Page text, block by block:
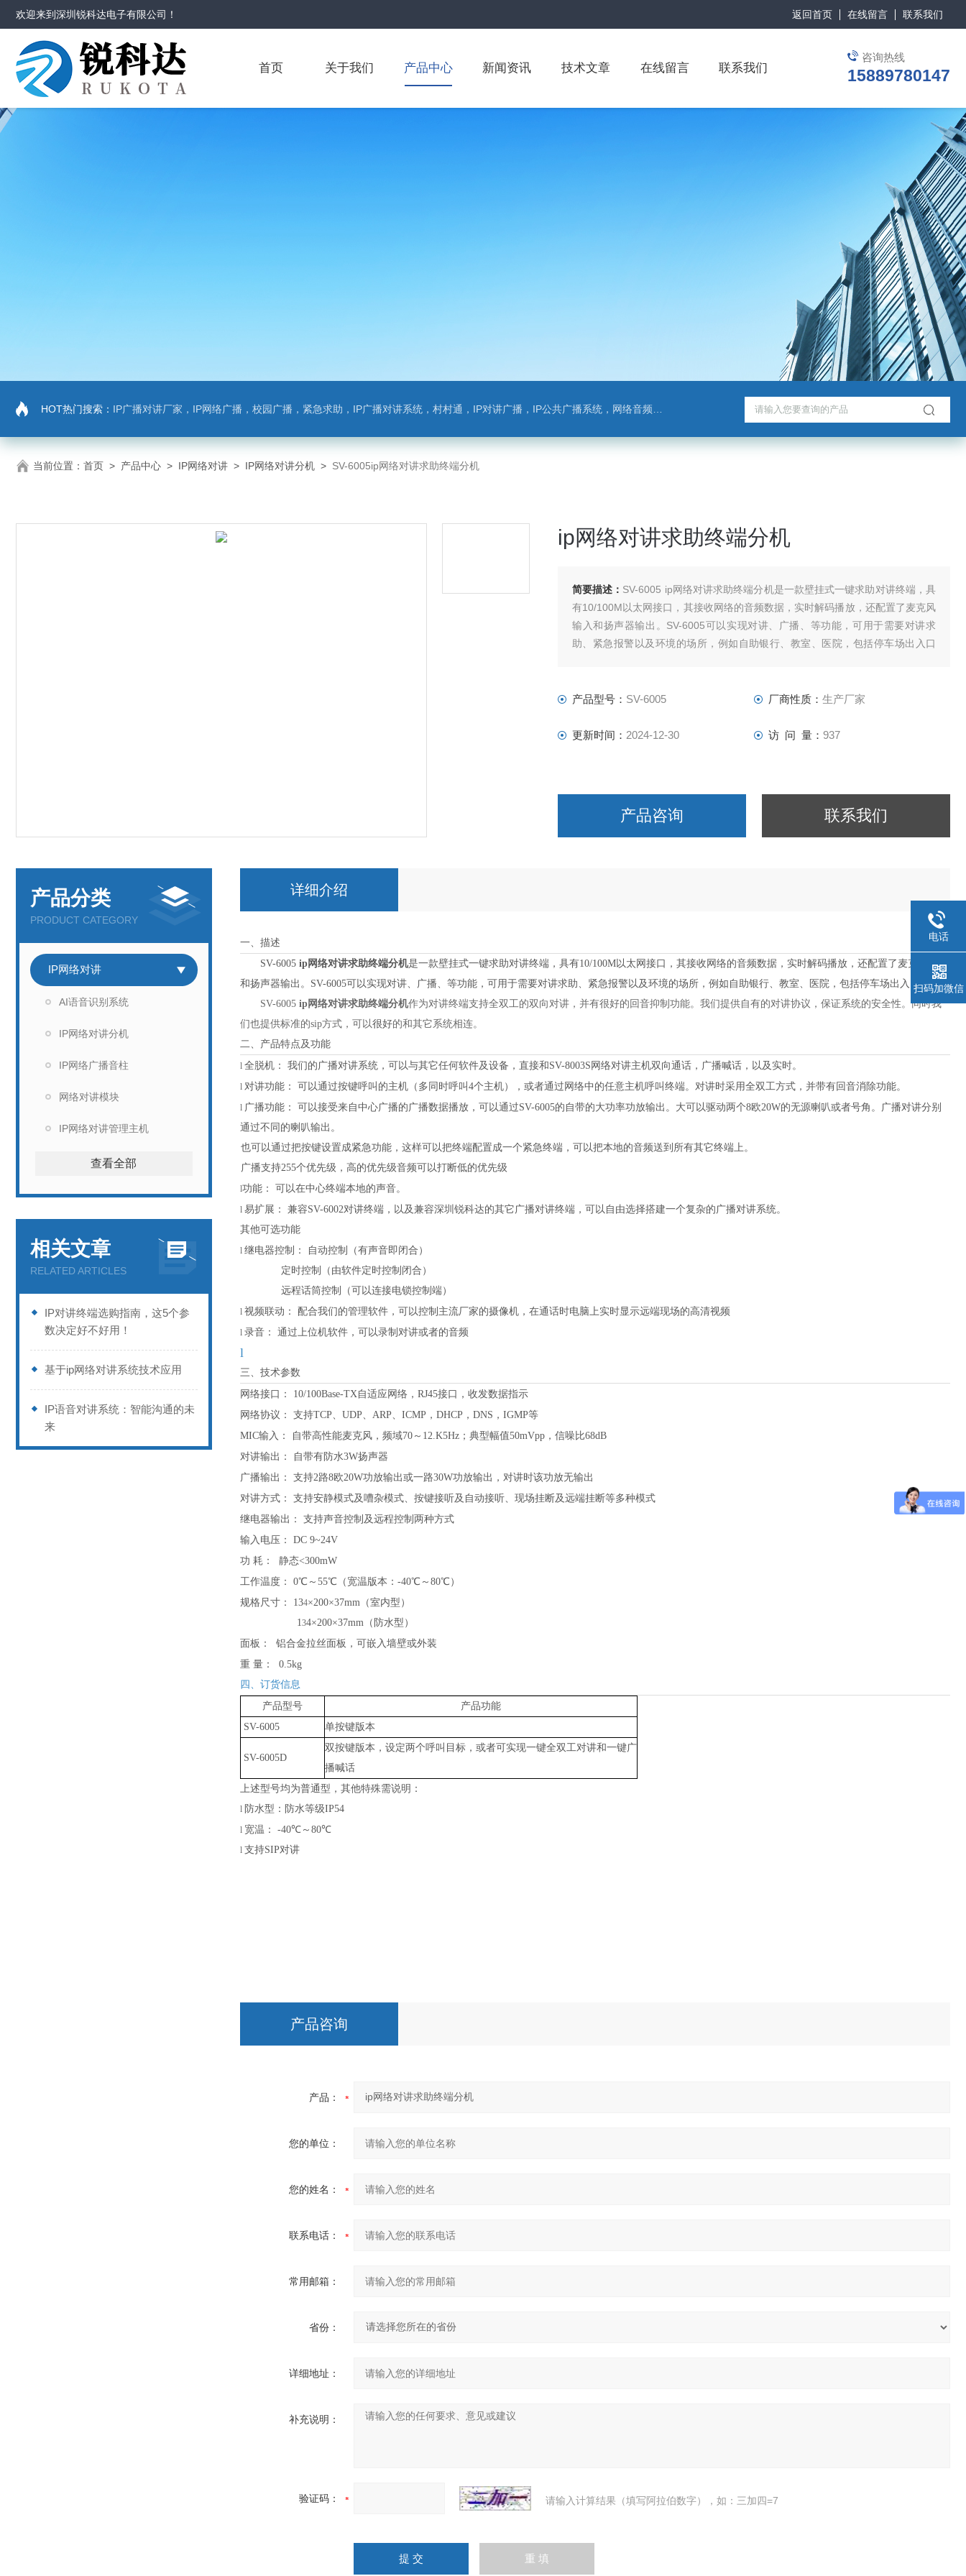
欢迎来到深圳锐科达电子有限公司 ！ 返回首页 在线留言 联系我们
咨询热线
15889780147
首页 关于我们 产品中心 新闻资讯 技术文章 在线留言 联系我们
HOT热门搜索： IP广播对讲厂家，IP网络广播，校园广播，紧急求助，IP广播对讲系统，村村通，IP对讲广播，IP公共广播系统，网络音频模块，银行对讲，背景音乐，网络录播，班班通
当前位置： 首页 > 产品中心 > IP网络对讲 > IP网络对讲分机 > SV-6005ip网络对讲求助终端分机
ip网络对讲求助终端分机
简要描述： SV-6005 ip网络对讲求助终端分机是一款壁挂式一键求助对讲终端，具
有10/100M以太网接口，其接收网络的音频数据，实时解码播放，还配置了麦克风
输入和扬声器输出。SV-6005可以实现对讲、广播、等功能，可用于需要对讲求
助、紧急报警以及环境的场所，例如自助银行、教室、医院，包括停车场出入口
产品型号： SV-6005 厂商性质： 生产厂家
更新时间： 2024-12-30 访 问 量： 937
产品咨询 联系我们
产品分类
PRODUCT CATEGORY
IP网络对讲
AI语音识别系统
IP网络对讲分机
IP网络广播音柱
网络对讲模块
IP网络对讲管理主机
查看全部
相关文章
RELATED ARTICLES
IP对讲终端选购指南，这5个参
数决定好不好用！
基于ip网络对讲系统技术应用
IP语音对讲系统：智能沟通的未
来
详细介绍
一、描述
SV-6005 ip网络对讲求助终端分机是一款壁挂式一键求助对讲终端，具有10/100M以太网接口，其接收网络的音频数据，实时解码播放，还配置了麦克风输入
和扬声器输出。SV-6005可以实现对讲、广播、等功能，可用于需要对讲求助、紧急报警以及环境的场所，例如自助银行、教室、医院，包括停车场出入口等。
SV-6005 ip网络对讲求助终端分机作为对讲终端支持全双工的双向对讲，并有很好的回音抑制功能。我们提供自有的对讲协议，保证系统的安全性。同时我
们也提供标准的sip方式，可以很好的和其它系统相连。
二、产品特点及功能
l 全脱机： 我们的广播对讲系统，可以与其它任何软件及设备，直接和 SV-8003S网络对讲主机双向通话，广播喊话，以及实时。
l 对讲功能： 可以通过按键呼叫的主机（多同时呼叫 4个主机），或者通过网络中的任意主机呼叫终端。对讲时采用全双工方式，并带有回音消除功能。
l 广播功能： 可以接受来自中心广播的广播数据播放，可以通过SV-6005的自带的大功率功放输出。大可以驱动两个8欧20W的无源喇叭或者号角。广播对讲分别
通过不同的喇叭输出。
也可以通过把按键设置成紧急功能，这样可以把终端配置成一个紧急终端，可以把本地的音频送到所有其它终端上。
广播支持255个优先级，高的优先级音频可以打断低的优先级
l功能： 可以在中心终端本地的声音。
l 易扩展： 兼容SV-6002对讲终端，以及兼容深圳锐科达的其它广播对讲终端，可以自由选择搭建一个复杂的广播对讲系统。
其他可选功能
l 继电器控制：
自动控制（有声音即闭合）
定时控制（由软件定时控制闭合）
远程话筒控制（可以连接电锁控制端）
l 视频联动： 配合我们的管理软件，可以控制主流厂家的摄像机，在通话时电脑上实时显示远端现场的高清视频
l 录音： 通过上位机软件，可以录制对讲或者的音频
l
三、技术参数
网络接口：
10/100Base-TX自适应网络，RJ45接口，收发数据指示
网络协议：
支持TCP、UDP、ARP、ICMP，DHCP，DNS，IGMP等
MIC输入：
自带高性能麦克风，频域70～12.K5Hz；典型幅值50mVpp，信噪比68dB
对讲输出：
自带有防水3W扬声器
广播输出：
支持2路8欧20W功放输出或一路30W功放输出 ，对讲时该功放无输出
对讲方式：
支持安静模式及嘈杂模式、按键接听及自动接听、现场挂断及远端挂断等多种模式
继电器输出：
支持声音控制及远程控制两种方式
输入电压：
DC 9~24V
功 耗： 静态<300mW
工作温度：
0℃～55℃（宽温版本：-40℃～80℃）
规格尺寸：
134×200×37mm（室内型）
134×200×37mm（防水型）
面板：
铝合金拉丝面板，可嵌入墙壁或外装
重 量：
0.5kg
四、订货信息
产品型号
产品功能
SV-6005
单按键版本
SV-6005D
双按键版本，设定两个呼叫目标，或者可实现一键全双工对讲和一键广
播喊话
上述型号均为普通型，其他特殊需说明：
l 防水型：防水等级IP54
l 宽温： -40℃～80℃
l 支持SIP对讲
产品咨询
产品：
您的单位：
您的姓名：
联系电话：
常用邮箱：
省份：
详细地址：
补充说明：
验证码： 请输入计算结果（填写阿拉伯数字），如：三加四=7
电话
扫码加微信